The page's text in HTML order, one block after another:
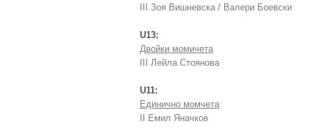
III Зоя Вишневска / Валери Боевски
U13:
Двойки момичета
III Лейла Стоянова
U11:
Единично момчета
II Емил Яначков